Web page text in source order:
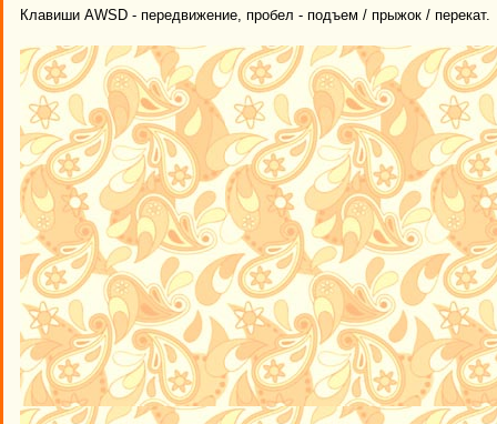
Клавиши AWSD - передвижение, пробел - подъем / прыжок / перекат.